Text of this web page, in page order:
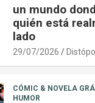
un mundo
quién está
lado
29/07/2026
CÓMIC & NOVELA
HUMOR